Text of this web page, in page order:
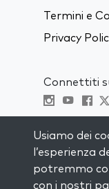
Termini e
Privacy
Connettiti
RIMANI
Iscriviti alla
Usiamo dei
l’esperienza
potremmo
con i nostri